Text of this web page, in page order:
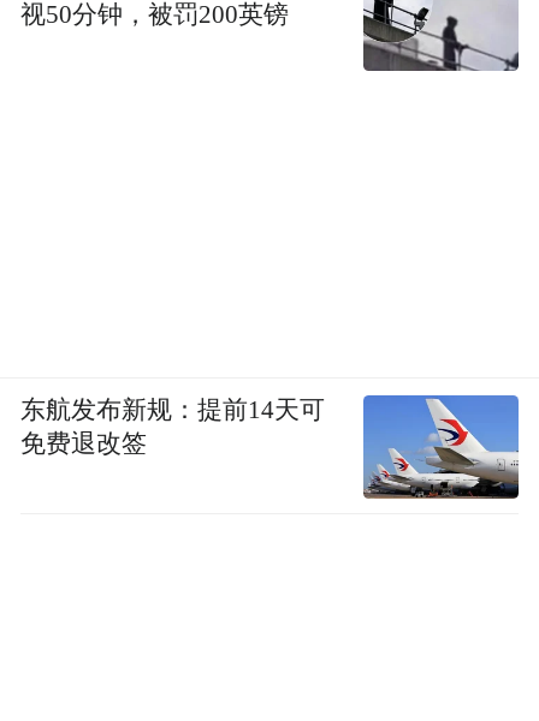
视50分钟，被罚200英镑
东航发布新规：提前14天可
免费退改签